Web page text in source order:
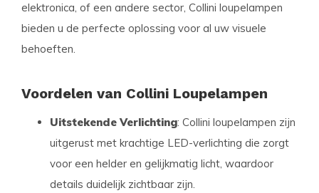
elektronica, of een andere sector, Collini loupelampen
bieden u de perfecte oplossing voor al uw visuele
behoeften.
Voordelen van Collini Loupelampen
Uitstekende Verlichting: Collini loupelampen zijn
uitgerust met krachtige LED-verlichting die zorgt
voor een helder en gelijkmatig licht, waardoor
details duidelijk zichtbaar zijn.